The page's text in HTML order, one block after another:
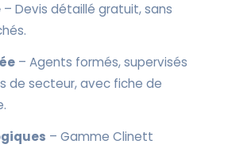
– Devis détaillé gratuit, sans
– Agents formés, supervisés
de secteur, avec fiche de
– Gamme Clinett